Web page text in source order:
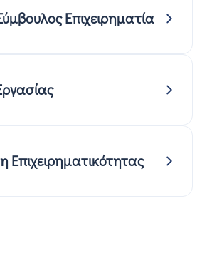
Επιχειρηματία
Επιχειρηματικότητας